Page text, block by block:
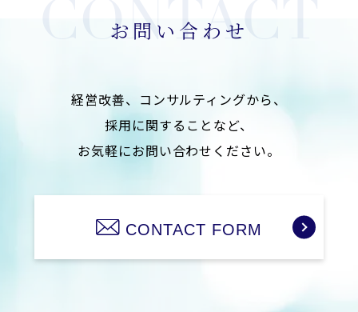
ための必要な措置を講じます。
4.苦情・相談の対応
要な内部体制の整備に努めます。
5.個人情報保護のための体制および仕組みの継続的
な改善について
制定：平成24年6月1日
お客様個人情報の取り扱いに関するお問い合わせ
お問い合わせ
経営改善、コンサルティングから、
採用に関することなど、
お気軽にお問い合わせください。
CONTACT FORM